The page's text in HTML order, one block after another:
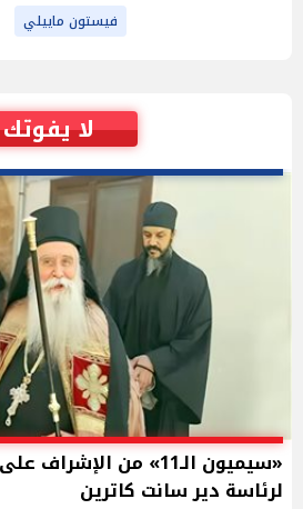
فيستون ماييلي
لا يفوتك
«سيميون الـ11» من
لرئاسة دير سانت كاترين